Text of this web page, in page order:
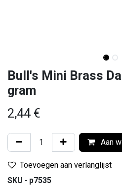
Bull's Mini Brass
gram
2,44 €
Aan
Toevoegen aan verlanglijst
SKU - p7535